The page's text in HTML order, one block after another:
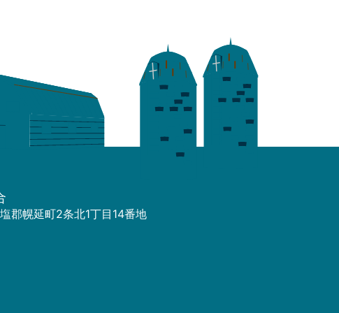
郡幌延町2条北1丁目14番地